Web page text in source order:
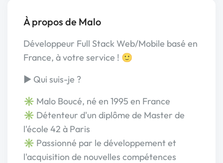
À propos de Malo
Développeur Full Stack Web/Mobile basé en
France, à votre service ! 🙂
► Qui suis-je ?
✳️ Malo Boucé, né en 1995 en France
✳️ Détenteur d'un diplôme de Master de
l'école 42 à Paris
✳️ Passionné par le développement et
l'acquisition de nouvelles compétences